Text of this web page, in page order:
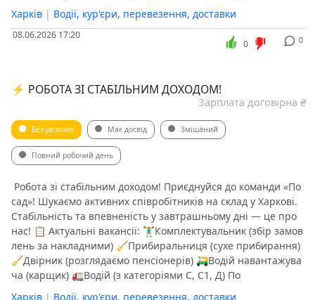
Харків | Водії, кур'єри, перевезення, доставки
08.06.2026 17:20 0
0
⚡️ РОБОТА ЗІ СТАБІЛЬНИМ ДОХОДОМ!
Зарплата договірна ₴
Без резюме Має досвід Змішаний
Повний робочий день
️ Робота зі стабільним доходом! Приєднуйся до команди «По
сад»! Шукаємо активних співробітників на склад у Харкові.
Стабільність та впевненість у завтрашньому дні — це про
нас! 📋 Актуальні вакансії: 🏋️‍♂️Комплектувальник (збір замов
лень за накладними) 🧹Прибиральниця (сухе прибирання)
🧹Двірник (розглядаємо пенсіонерів) 🛺Водій навантажува
ча (карщик) 🚛Водій (з категоріями С, С1, Д) По
Харків | Водії, кур'єри, перевезення, доставки